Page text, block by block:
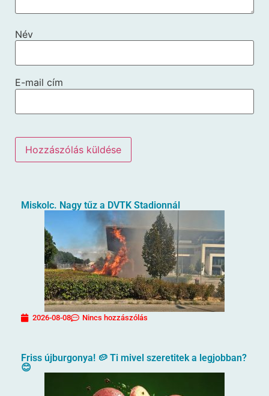
Név
E-mail cím
Miskolc. Nagy tűz a DVTK Stadionnál
2026-08-08 Nincs hozzászólás
Friss újburgonya! 🥔 Ti mivel szeretitek a legjobban?
😊